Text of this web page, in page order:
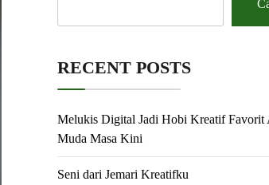
RECENT POSTS
Melukis Digital Jadi Hobi Kreatif Favorit
Muda Masa Kini
Seni dari Jemari Kreatifku